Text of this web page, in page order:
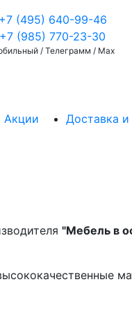
+7 (495) 640-99-46
+7 (985) 770-23-30
/ Телеграмм / Max
Акции Доставка и
"Мебель в